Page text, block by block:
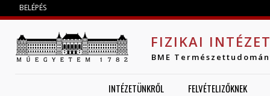
BELÉPÉS
FIZIKAI
BME
INTÉZETÜNKRŐL FELVÉTELIZŐKNEK